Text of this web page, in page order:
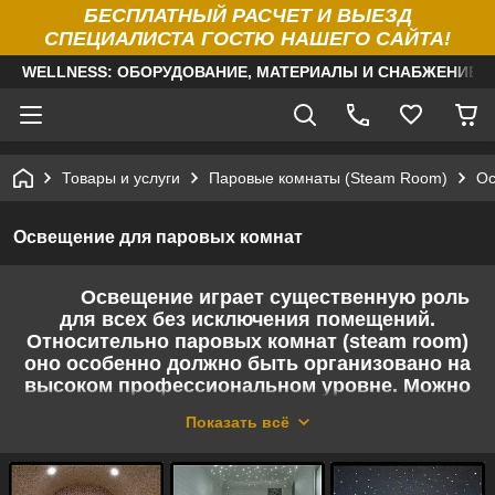
БЕСПЛАТНЫЙ РАСЧЕТ И ВЫЕЗД
СПЕЦИАЛИСТА ГОСТЮ НАШЕГО САЙТА!
WELLNESS: ОБОРУДОВАНИЕ, МАТЕРИАЛЫ И
Товары и услуги Паровые комнаты (Steam Room)
Освещение для паровых комнат
Освещение играет существенную роль
для всех без исключения помещений.
Относительно паровых комнат (steam room)
оно особенно должно быть организовано на
высоком профессиональном уровне. Можно
лежаки, стены, потолок, любые
Показать всё